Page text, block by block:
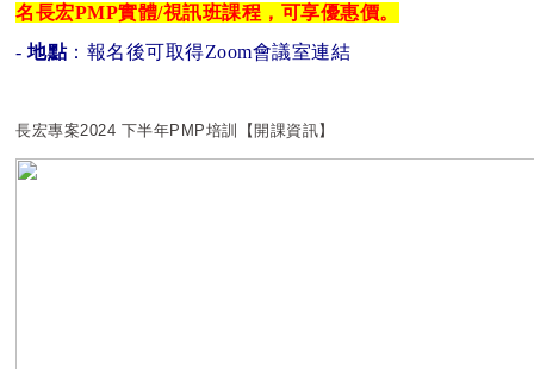
名長宏PMP實體/視訊班課程，可享優惠價。
- 地點：報名後可取得Zoom會議室連結
長宏專案2024 下半年PMP培訓【開課資訊】